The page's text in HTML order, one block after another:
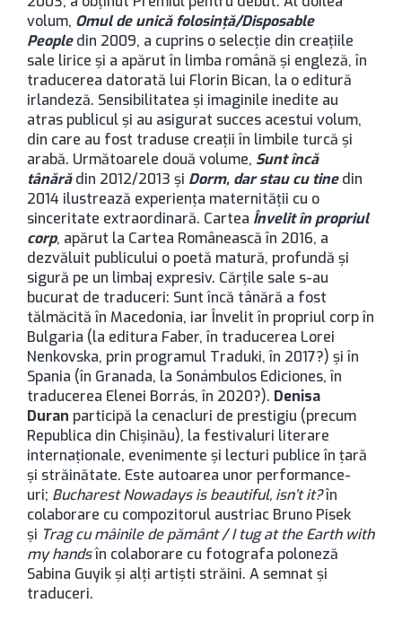
volum, Omul de unică folosinţă/Disposable
Peopledin 2009, a cuprins o selecţie din creaţiile
sale lirice şi a apărut în limba română şi engleză, în
traducerea datorată lui Florin Bican, la o editură
irlandeză. Sensibilitatea şi imaginile inedite au
atras publicul şi au asigurat succes acestui volum,
din care au fost traduse creaţii în limbile turcă şi
arabă. Următoarele două volume, Sunt încă
tânărădin 2012/2013 şi Dorm, dar stau cu tinedin
2014 ilustrează experienţa maternităţii cu o
sinceritate extraordinară. Cartea Învelit în propriul
corp, apărut la Cartea Românească în 2016, a
dezvăluit publicului o poetă matură, profundă şi
sigură pe un limbaj expresiv. Cărţile sale s-au
bucurat de traduceri: Sunt încă tânără a fost
tălmăcită în Macedonia, iar Învelit în propriul corp în
Bulgaria (la editura Faber, în traducerea Lorei
Nenkovska, prin programul Traduki, în 2017?) şi în
Spania (în Granada, la Sonámbulos Ediciones, în
traducerea Elenei Borrás, în 2020?). Denisa
Duran participă la cenacluri de prestigiu (precum
Republica din Chişinău), la festivaluri literare
internaţionale, evenimente şi lecturi publice în ţară
şi străinătate. Este autoarea unor performance-
uri; Bucharest Nowadays is beautiful, isn’t it?în
colaborare cu compozitorul austriac Bruno Pisek
şi Trag cu mâinile de pământ / I tug at the Earth with
my handsîn colaborare cu fotografa poloneză
Sabina Guyik şi alţi artişti străini. A semnat şi
traduceri.